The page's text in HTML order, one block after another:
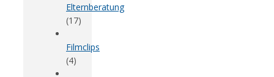
Elternberatung
(17)
Filmclips
(4)